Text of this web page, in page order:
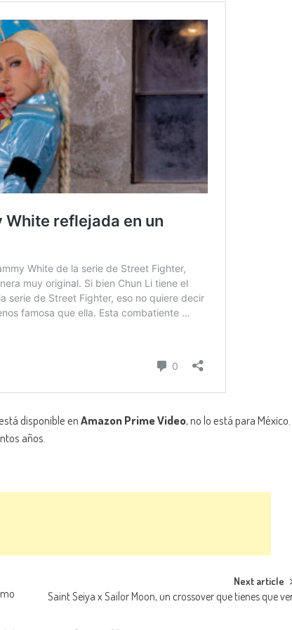
disponible enAmazon Prime Video, no lo está para México.
años.
Next article
Saint Seiya x Sailor Moon, un crossover que tienes que